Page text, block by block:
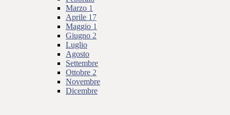
Marzo 1
Aprile 17
Maggio 1
Giugno 2
Luglio
Agosto
Settembre
Ottobre 2
Novembre
Dicembre